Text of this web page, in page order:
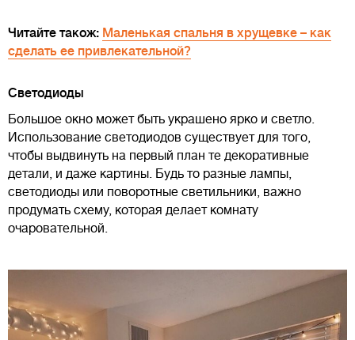
Читайте також: Маленькая спальня в хрущевке – как
сделать ее привлекательной?
Светодиоды
Большое окно может быть украшено ярко и светло.
Использование светодиодов существует для того,
чтобы выдвинуть на первый план те декоративные
детали, и даже картины. Будь то разные лампы,
светодиоды или поворотные светильники, важно
продумать схему, которая делает комнату
очаровательной.